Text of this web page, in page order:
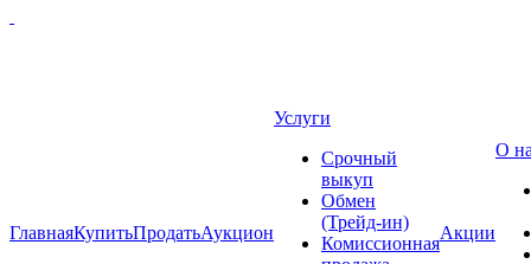
ГлавнаяКупитьПродатьАукцион
Услуги
Срочный
выкуп
Обмен
(Трейд-ин)
Комиссионная
Акции
О